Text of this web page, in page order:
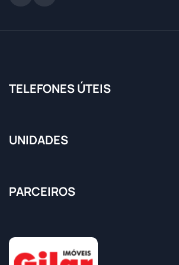
TELEFONES ÚTEIS
UNIDADES
PARCEIROS